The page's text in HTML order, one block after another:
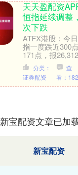
天天盈配资
恒指延续调整
次下跌
ATFX港股：今
指一度跌近300
171点，报
0.7%，报9,386
点....分类：
证券配资
查
看：182
新宝配资文章已加
新宝配资